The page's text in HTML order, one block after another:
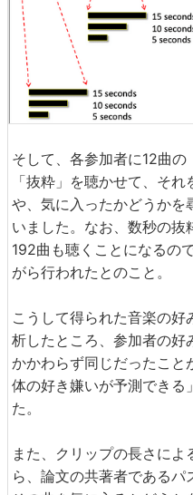
そして、各参加者に12曲
「抜粋」を聴かせて、そ
や、気に入ったかどうかを
いました。なお、数秒の
192曲も聴くことになるの
がら行われたとのこと。
こうして得られた音楽の
析したところ、参加者の好
かかわらず同じだったこと
体の好き嫌いが予測できる
た。
また、クリップの長さに
ら、論文の共著者である